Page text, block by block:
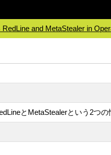
and MetaStealer in
とMetaStealerという2つ